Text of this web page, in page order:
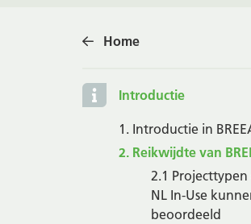
Home
Introductie
1. Introductie in
2. Reikwijdte van
2.1 Projecttypen
NL In-Use
beoordeeld